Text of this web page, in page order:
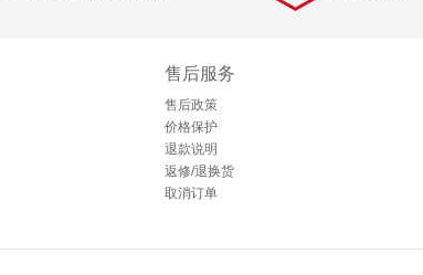
售后服务
售后政策
价格保护
退款说明
返修/退换货
取消订单